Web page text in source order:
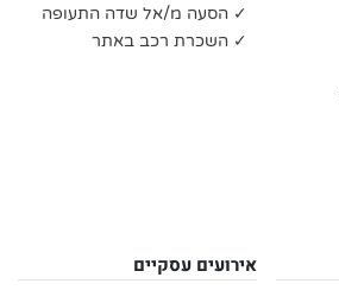
✓ הסעה מ/אל שדה התעופה
✓ השכרת רכב באתר
אירועים עסקיים